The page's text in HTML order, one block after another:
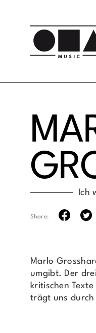
Ich
Share:
Marlo
umgibt. Der
kritischen
trägt uns durch